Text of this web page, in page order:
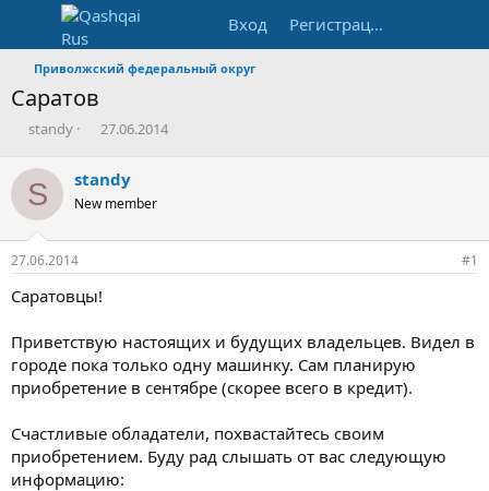
Вход Регистрация
Приволжский федеральный округ
Саратов
А
т
о
р
т
е
м
standy
Д
а
н
ч
а
27.06.2014
S standy
New member
27.06.2014 #1
Саратовцы!
Приветствую настоящих и будущих владельцев. Видел в
городе пока только одну машинку. Сам планирую
приобретение в сентябре (скорее всего в кредит).
Счастливые обладатели, похвастайтесь своим
приобретением. Буду рад слышать от вас следующую
информацию: